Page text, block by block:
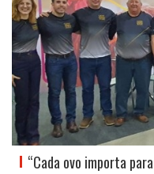
“Cada ovo importa